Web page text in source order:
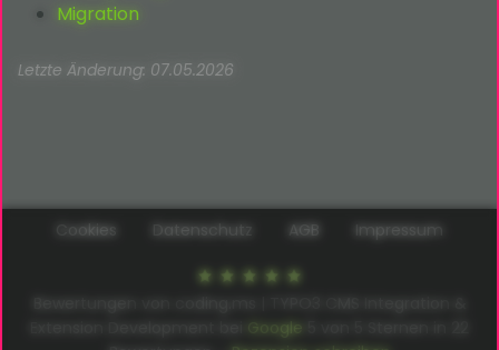
Migration
Letzte Änderung: 07.05.2026
Cookies Datenschutz AGB Impressum
Bewertungen von coding.ms | TYPO3 CMS Integration &
Google